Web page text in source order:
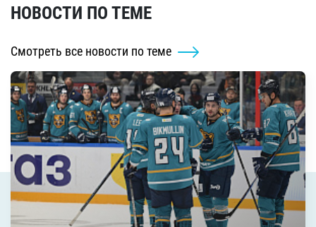
НОВОСТИ ПО ТЕМЕ
Смотреть все новости по теме